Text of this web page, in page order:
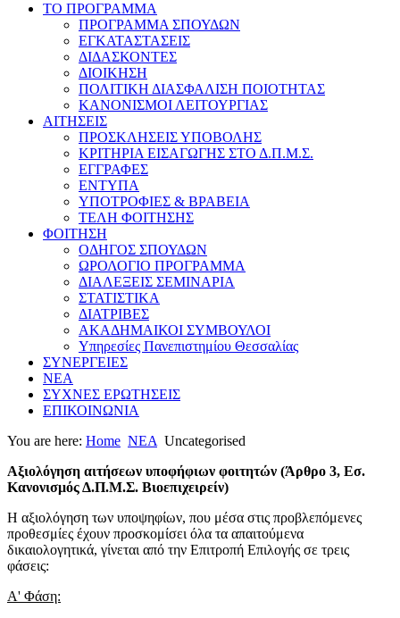
ΤΟ ΠΡΟΓΡΑΜΜΑ
ΠΡΟΓΡΑΜΜΑ ΣΠΟΥΔΩΝ
ΕΓΚΑΤΑΣΤΑΣΕΙΣ
ΔΙΔΑΣΚΟΝΤΕΣ
ΔΙΟΙΚΗΣΗ
ΠΟΛΙΤΙΚΗ ΔΙΑΣΦΑΛΙΣΗ ΠΟΙΟΤΗΤΑΣ
ΚΑΝΟΝΙΣΜΟΙ ΛΕΙΤΟΥΡΓΙΑΣ
ΑΙΤΗΣΕΙΣ
ΠΡΟΣΚΛΗΣΕΙΣ ΥΠΟΒΟΛΗΣ
ΚΡΙΤΗΡΙΑ ΕΙΣΑΓΩΓΗΣ ΣΤΟ Δ.Π.Μ.Σ.
ΕΓΓΡΑΦΕΣ
ΕΝΤΥΠΑ
ΥΠΟΤΡΟΦΙΕΣ & ΒΡΑΒΕΙΑ
ΤΕΛΗ ΦΟΙΤΗΣΗΣ
ΦΟΙΤΗΣΗ
ΟΔΗΓΟΣ ΣΠΟΥΔΩΝ
ΩΡΟΛΟΓΙΟ ΠΡΟΓΡΑΜΜΑ
ΔΙΑΛΕΞΕΙΣ ΣΕΜΙΝΑΡΙΑ
ΣΤΑΤΙΣΤΙΚΑ
ΔΙΑΤΡΙΒΕΣ
ΑΚΑΔΗΜΑΙΚΟΙ ΣΥΜΒΟΥΛΟΙ
Υπηρεσίες Πανεπιστημίου Θεσσαλίας
ΣΥΝΕΡΓΕΙΕΣ
ΝΕΑ
ΣΥΧΝΕΣ ΕΡΩΤΗΣΕΙΣ
ΕΠΙΚΟΙΝΩΝΙΑ
You are here: Home ΝΕΑ Uncategorised
Αξιολόγηση αιτήσεων υποφήφιων φοιτητών (Άρθρο 3, Εσ.
Κανονισμός Δ.Π.Μ.Σ. Βιοεπιχειρείν)
Η αξιολόγηση των υποψηφίων, που μέσα στις προβλεπόμενες
προθεσμίες έχουν προσκομίσει όλα τα απαιτούμενα
δικαιολογητικά, γίνεται από την Επιτροπή Επιλογής σε τρεις
φάσεις:
Α' Φάση: